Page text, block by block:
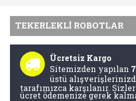
TEKERLEKLI ROBOTLAR
Ücretsiz Kargo
Sitemizden yapılan
üstü
tarafımızca karşılanır.
ücret ödemenize gerek